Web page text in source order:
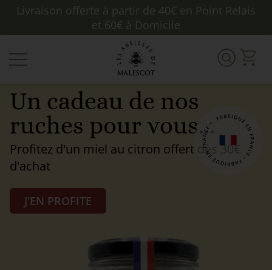
Livraison offerte à partir de 40€ en Point Relais
et 60€ à Domicile
Un cadeau de nos
ruches pour vous...
Profitez d'un miel au citron offert dès 30€
d'achat
J'EN PROFITE